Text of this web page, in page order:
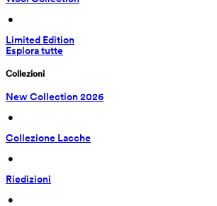
•
Limited Edition
Esplora tutte
Collezioni
New Collection 2026
•
Collezione Lacche
•
Riedizioni
•